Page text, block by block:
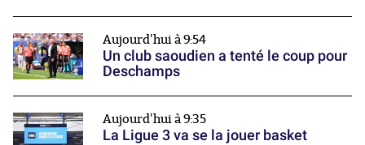
Aujourd'hui à 9:54
Un club saoudien a tenté le coup pour
Deschamps
Aujourd'hui à 9:35
La Ligue 3 va se la jouer basket